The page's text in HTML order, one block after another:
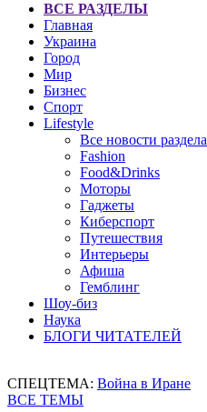
ВСЕ РАЗДЕЛЫ
Главная
Украина
Город
Мир
Бизнес
Спорт
Lifestyle
Все новости раздела
Fashion
Food&Drinks
Моторы
Гаджеты
Киберспорт
Путешествия
Интерьеры
Афиша
Гемблинг
Шоу-биз
Наука
БЛОГИ ЧИТАТЕЛЕЙ
СПЕЦТЕМА: Война в Иране
ВСЕ ТЕМЫ